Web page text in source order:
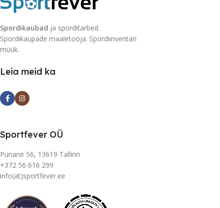
Spordikaubad ja sporditarbed.
Spordikaupade maaletooja. Spordiinventari
müük.
Leia meid ka
Sportfever OÜ
Punane 56, 13619 Tallinn
+372 56 616 299
info(at)sportfever.ee